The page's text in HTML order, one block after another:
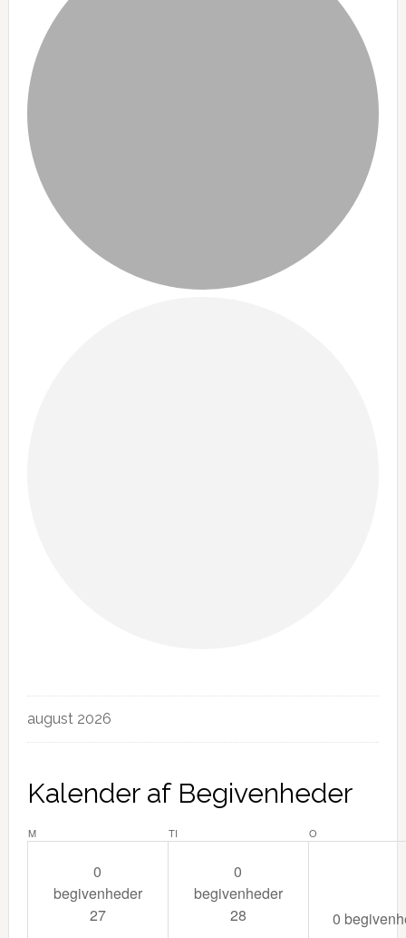
august 2026
Kalender af Begivenheder
MMANDAG TITIRSDAG OONSDAG
0
begivenheder
27
0
begivenheder
28
0